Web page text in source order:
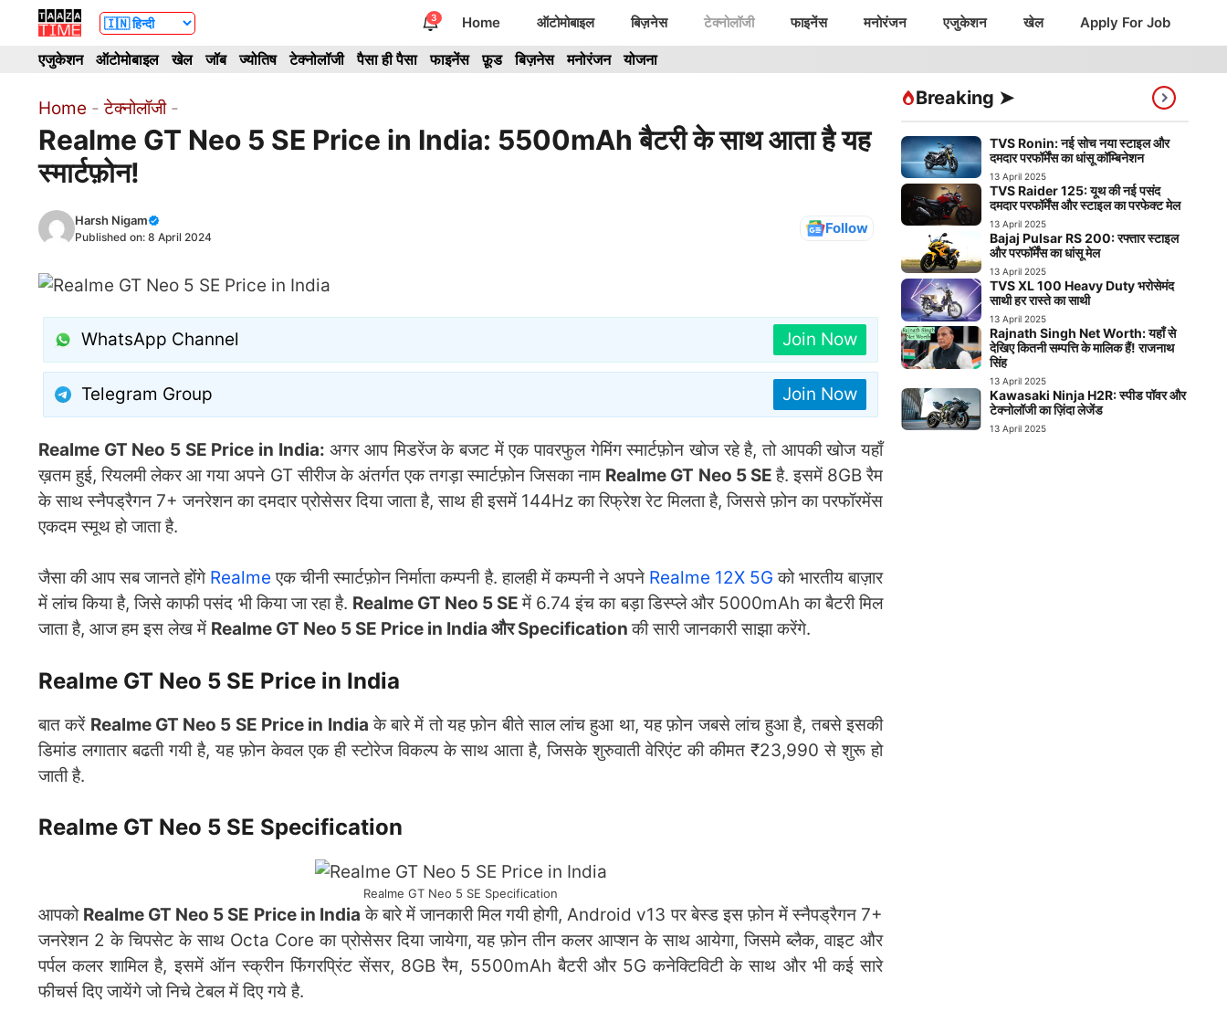
content
3 Home ऑटोमोबाइल बिज़नेस टेक्नोलॉजी फाइनेंस मनोरंजन एजुकेशन खेल Apply For Job
एजुकेशन ऑटोमोबाइल खेल जॉब ज्योतिष टेक्नोलॉजी पैसा ही पैसा फाइनेंस फ़ूड बिज़नेस मनोरंजन योजना
Home -टेक्नोलॉजी-
Realme GT Neo 5 SE Price in India: 5500mAh बैटरी के साथ आता है यह
स्मार्टफ़ोन!
Harsh Nigam
Published on: 8 April 2024 Follow
WhatsApp Channel Join Now
Telegram Group Join Now
Realme GT Neo 5 SE Price in India: अगर आप मिडरेंज के बजट में एक पावरफुल गेमिंग स्मार्टफ़ोन खोज रहे है, तो आपकी खोज यहाँ
ख़तम हुई, रियलमी लेकर आ गया अपने GT सीरीज के अंतर्गत एक तगड़ा स्मार्टफ़ोन जिसका नाम Realme GT Neo 5 SEहै. इसमें 8GB रैम
के साथ स्नैपड्रैगन 7+ जनरेशन का दमदार प्रोसेसर दिया जाता है, साथ ही इसमें 144Hz का रिफ्रेश रेट मिलता है, जिससे फ़ोन का परफॉरमेंस
एकदम स्मूथ हो जाता है.
जैसा की आप सब जानते होंगे Realme एक चीनी स्मार्टफ़ोन निर्माता कम्पनी है. हालही में कम्पनी ने अपनेRealme 12X 5G को भारतीय बाज़ार
में लांच किया है, जिसे काफी पसंद भी किया जा रहा है. Realme GT Neo 5 SEमें 6.74 इंच का बड़ा डिस्प्ले और 5000mAh का बैटरी मिल
जाता है, आज हम इस लेख में Realme GT Neo 5 SE Price in India और Specificationकी सारी जानकारी साझा करेंगे.
Realme GT Neo 5 SE Price in India
बात करें Realme GT Neo 5 SE Price in India के बारे में तो यह फ़ोन बीते साल लांच हुआ था, यह फ़ोन जबसे लांच हुआ है, तबसे इसकी
डिमांड लगातार बढती गयी है, यह फ़ोन केवल एक ही स्टोरेज विकल्प के साथ आता है, जिसके शुरुवाती वेरिएंट की कीमत ₹23,990 से शुरू हो
जाती है.
Realme GT Neo 5 SE Specification
Realme GT Neo 5 SE Specification
आपको Realme GT Neo 5 SE Price in India के बारे में जानकारी मिल गयी होगी, Android v13 पर बेस्ड इस फ़ोन में स्नैपड्रैगन 7+
जनरेशन 2 के चिपसेट के साथ Octa Core का प्रोसेसर दिया जायेगा, यह फ़ोन तीन कलर आप्शन के साथ आयेगा, जिसमे ब्लैक, वाइट और
पर्पल कलर शामिल है, इसमें ऑन स्क्रीन फिंगरप्रिंट सेंसर, 8GB रैम, 5500mAh बैटरी और 5G कनेक्टिविटी के साथ और भी कई सारे
फीचर्स दिए जायेंगे जो निचे टेबल में दिए गये है.
Breaking ➤
TVS Ronin: नई सोच नया स्टाइल और
दमदार परफॉर्मेंस का धांसू कॉम्बिनेशन
13 April 2025
TVS Raider 125: यूथ की नई पसंद
दमदार परफॉर्मेंस और स्टाइल का परफेक्ट मेल
13 April 2025
Bajaj Pulsar RS 200: रफ्तार स्टाइल
और परफॉर्मेंस का धांसू मेल
13 April 2025
TVS XL 100 Heavy Duty भरोसेमंद
साथी हर रास्ते का साथी
13 April 2025
Rajnath Singh Net Worth: यहाँ से
देखिए कितनी सम्पत्ति के मालिक हैं! राजनाथ
सिंह
13 April 2025
Kawasaki Ninja H2R: स्पीड पॉवर और
टेक्नोलॉजी का ज़िंदा लेजेंड
13 April 2025